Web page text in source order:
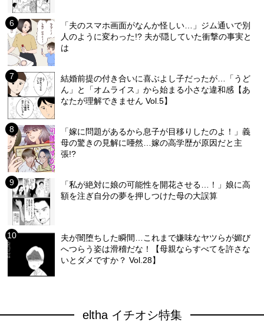
「夫のスマホ画面がなんか怪しい…」ジム通いで別
人のように変わった!? 夫が隠していた衝撃の事実と
は
結婚前提の付き合いに喜ぶよし子だったが…「うど
ん」と「オムライス」から始まる小さな違和感【あ
なたが理解できません Vol.5】
「嫁に問題があるから息子が目移りしたのよ！」義
母の驚きの見解に唖然…嫁の高学歴が原因だと主
張!?
「私が絶対に娘の可能性を開花させる…！」娘に高
額を注ぎ自分の夢を押しつけた母の大誤算
夫が闇堕ちした瞬間…これまで嫌味なヤツらが媚び
へつらう姿は滑稽だな！【母親ならすべてを許さな
いとダメですか？ Vol.28】
eltha イチオシ特集